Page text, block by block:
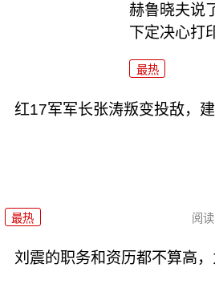
赫鲁晓夫说
下定决心打
最热
红17军军长张涛叛变投敌，
最热 阅读
刘震的职务和资历都不算高，